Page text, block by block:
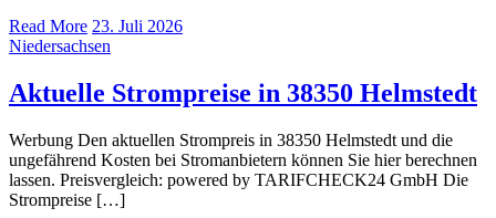
Read More 23. Juli 2026
Niedersachsen
Aktuelle Strompreise in 38350 Helmstedt
Werbung Den aktuellen Strompreis in 38350 Helmstedt und die
ungefährend Kosten bei Stromanbietern können Sie hier berechnen
lassen. Preisvergleich: powered by TARIFCHECK24 GmbH Die
Strompreise […]